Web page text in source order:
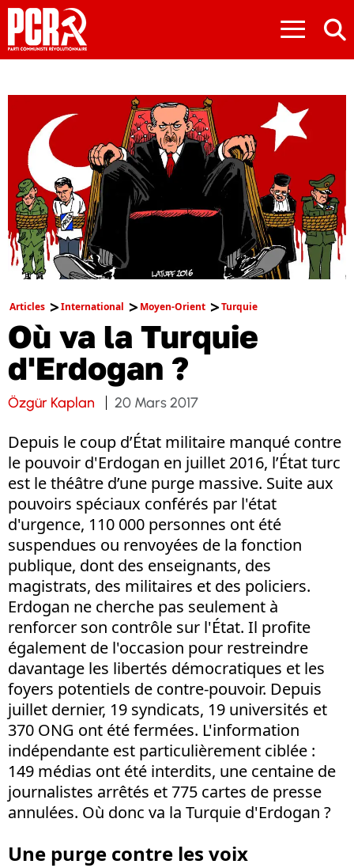
≡
Articles International Moyen-Orient Turquie
Où va la Turquie
d'Erdogan ?
Özgür Kaplan 20 Mars 2017
Depuis le coup d’État militaire manqué contre
le pouvoir d'Erdogan en juillet 2016, l’État turc
est le théâtre d’une purge massive. Suite aux
pouvoirs spéciaux conférés par l'état
d'urgence, 110 000 personnes ont été
suspendues ou renvoyées de la fonction
publique, dont des enseignants, des
magistrats, des militaires et des policiers.
Erdogan ne cherche pas seulement à
renforcer son contrôle sur l'État. Il profite
également de l'occasion pour restreindre
davantage les libertés démocratiques et les
foyers potentiels de contre-pouvoir. Depuis
juillet dernier, 19 syndicats, 19 universités et
370 ONG ont été fermées. L'information
indépendante est particulièrement ciblée :
149 médias ont été interdits, une centaine de
journalistes arrêtés et 775 cartes de presse
annulées. Où donc va la Turquie d'Erdogan ?
Une purge contre les voix